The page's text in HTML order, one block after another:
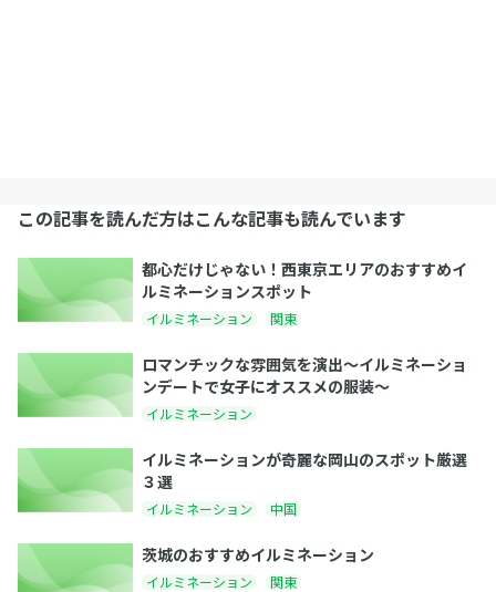
この記事を読んだ方はこんな記事も読んでいます
都心だけじゃない！西東京エリアのおすすめイ
ルミネーションスポット
イルミネーション 関東
ロマンチックな雰囲気を演出〜イルミネーショ
ンデートで女子にオススメの服装〜
イルミネーション
イルミネーションが奇麗な岡山のスポット厳選
３選
イルミネーション 中国
茨城のおすすめイルミネーション
イルミネーション 関東